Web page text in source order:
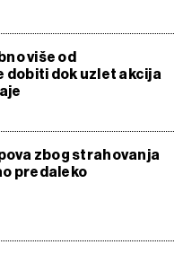
više od
dobiti dok uzlet akcija
zbog strahovanja
predaleko